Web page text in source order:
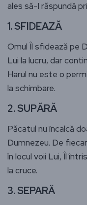
ales să-I răspundă
1.SFIDEAZĂ
Omul Îl sfidează pe
Lui la lucru, dar
Harul nu este o
la schimbare.
2.SUPĂRĂ
Păcatul nu încalcă
Dumnezeu. De
în locul voii Lui, Îl
la cruce.
3.SEPARĂ